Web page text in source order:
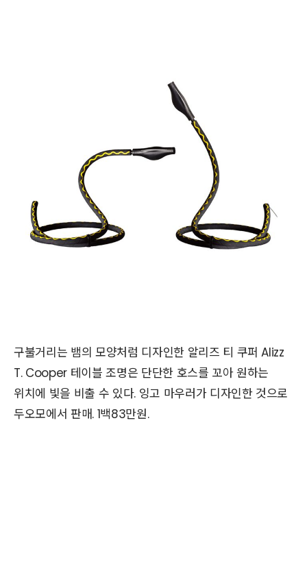
구불거리는 뱀의 모양처럼 디자인한 알리즈 티 쿠퍼 Alizz
T. Cooper 테이블 조명은 단단한 호스를 꼬아 원하는
위치에 빛을 비출 수 있다. 잉고 마우러가 디자인한 것으로
두오모에서 판매. 1백83만원.